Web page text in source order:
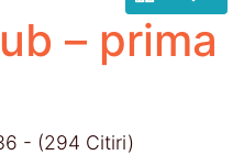
– prima
- (294 Citiri)